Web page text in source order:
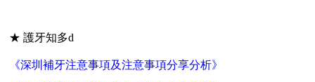
★ 護牙知多d
《深圳補牙注意事項及注意事項分享分析》